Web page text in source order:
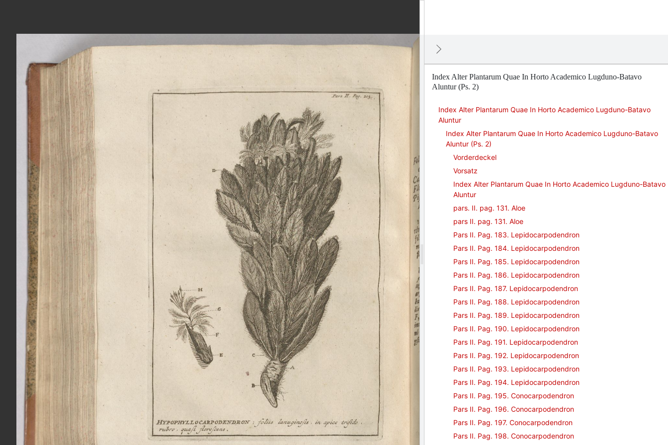
Index Alter Plantarum Quae In Horto Academico Lugduno-Batavo
Aluntur (Ps. 2)
Index Alter Plantarum Quae In Horto Academico Lugduno-Batavo
Aluntur
Index Alter Plantarum Quae In Horto Academico Lugduno-Batavo
Aluntur (Ps. 2)
Vorderdeckel
Vorsatz
Index Alter Plantarum Quae In Horto Academico Lugduno-Batavo
Aluntur
pars. II. pag. 131. Aloe
pars II. pag. 131. Aloe
Pars II. Pag. 183. Lepidocarpodendron
Pars II. Pag. 184. Lepidocarpodendron
Pars II. Pag. 185. Lepidocarpodendron
Pars II. Pag. 186. Lepidocarpodendron
Pars II. Pag. 187. Lepidocarpodendron
Pars II. Pag. 188. Lepidocarpodendron
Pars II. Pag. 189. Lepidocarpodendron
Pars II. Pag. 190. Lepidocarpodendron
Pars II. Pag. 191. Lepidocarpodendron
Pars II. Pag. 192. Lepidocarpodendron
Pars II. Pag. 193. Lepidocarpodendron
Pars II. Pag. 194. Lepidocarpodendron
Pars II. Pag. 195. Conocarpodendron
Pars II. Pag. 196. Conocarpodendron
Pars II. Pag. 197. Conocarpodendron
Pars II. Pag. 198. Conocarpodendron